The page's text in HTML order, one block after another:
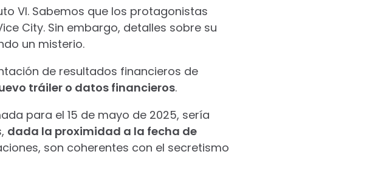
VI. Sabemos que los protagonistas
City. Sin embargo, detalles sobre su
un misterio.
de resultados financieros de
tráiler o datos financieros.
para el 15 de mayo de 2025, sería
dada la proximidad a la fecha de
son coherentes con el secretismo